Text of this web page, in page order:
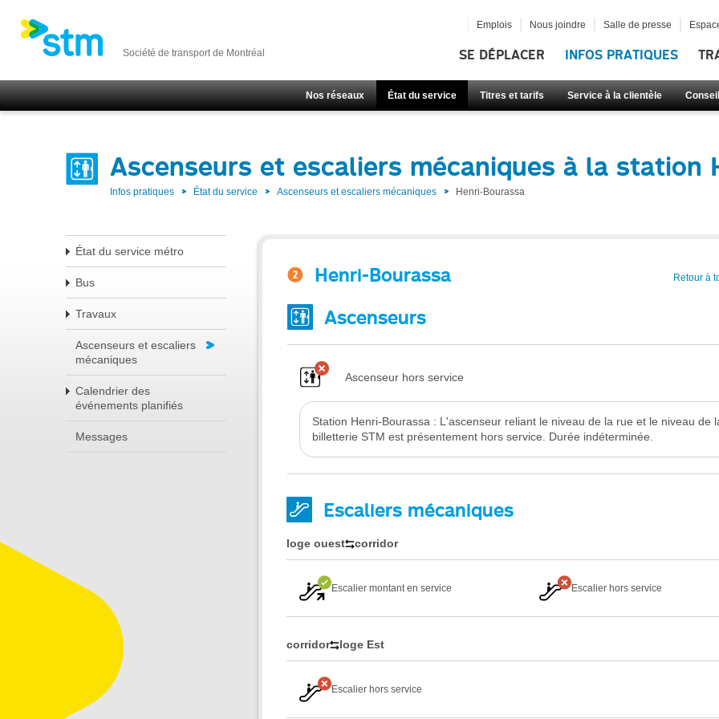
Société de transport de Montréal SE DÉPLACER INFOS PRATIQUES
Nos réseaux État du service Titres et tarifs Service à la clientèle
Emplois Nous joindre Salle de presse
Ascenseurs et escaliers mécaniques à la station
Infos pratiques État du service Ascenseurs et escaliers mécaniques Henri-Bourassa
État du service métro
Bus
Travaux
Ascenseurs et escaliers
mécaniques
Calendrier des
événements planifiés
Messages
Henri-Bourassa Retour à
Ascenseurs
Ascenseur hors service
Station Henri-Bourassa : L'ascenseur reliant le niveau de la rue et le niveau de
billetterie STM est présentement hors service. Durée indéterminée.
Escaliers mécaniques
loge ouest corridor
Escalier montant en service Escalier hors service
corridor loge Est
Escalier hors service